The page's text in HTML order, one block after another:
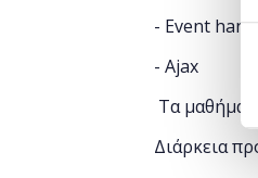
- Event
- Ajax
Τα
Διάρκεια